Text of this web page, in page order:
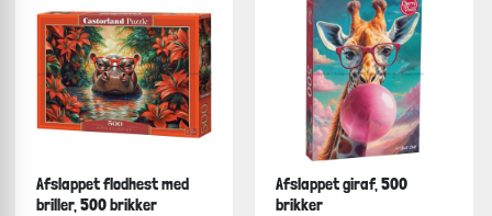
Afslappet flodhest med
briller, 500 brikker
Afslappet giraf, 500
brikker